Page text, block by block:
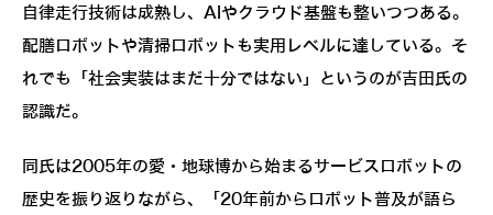
自律走行技術は成熟し、AIやクラウド基盤も整いつつある。
配膳ロボットや清掃ロボットも実用レベルに達している。そ
れでも「社会実装はまだ十分ではない」というのが吉田氏の
認識だ。
同氏は2005年の愛・地球博から始まるサービスロボットの
歴史を振り返りながら、「20年前からロボット普及が語ら